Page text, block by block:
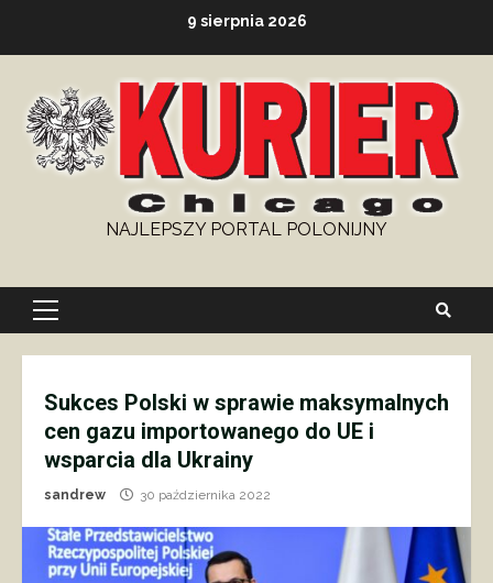
9 sierpnia 2026
NAJLEPSZY PORTAL POLONIJNY
Primary
Sukces Polski w sprawie maksymalnych
cen gazu importowanego do UE i
wsparcia dla Ukrainy
sandrew 30 października 2022